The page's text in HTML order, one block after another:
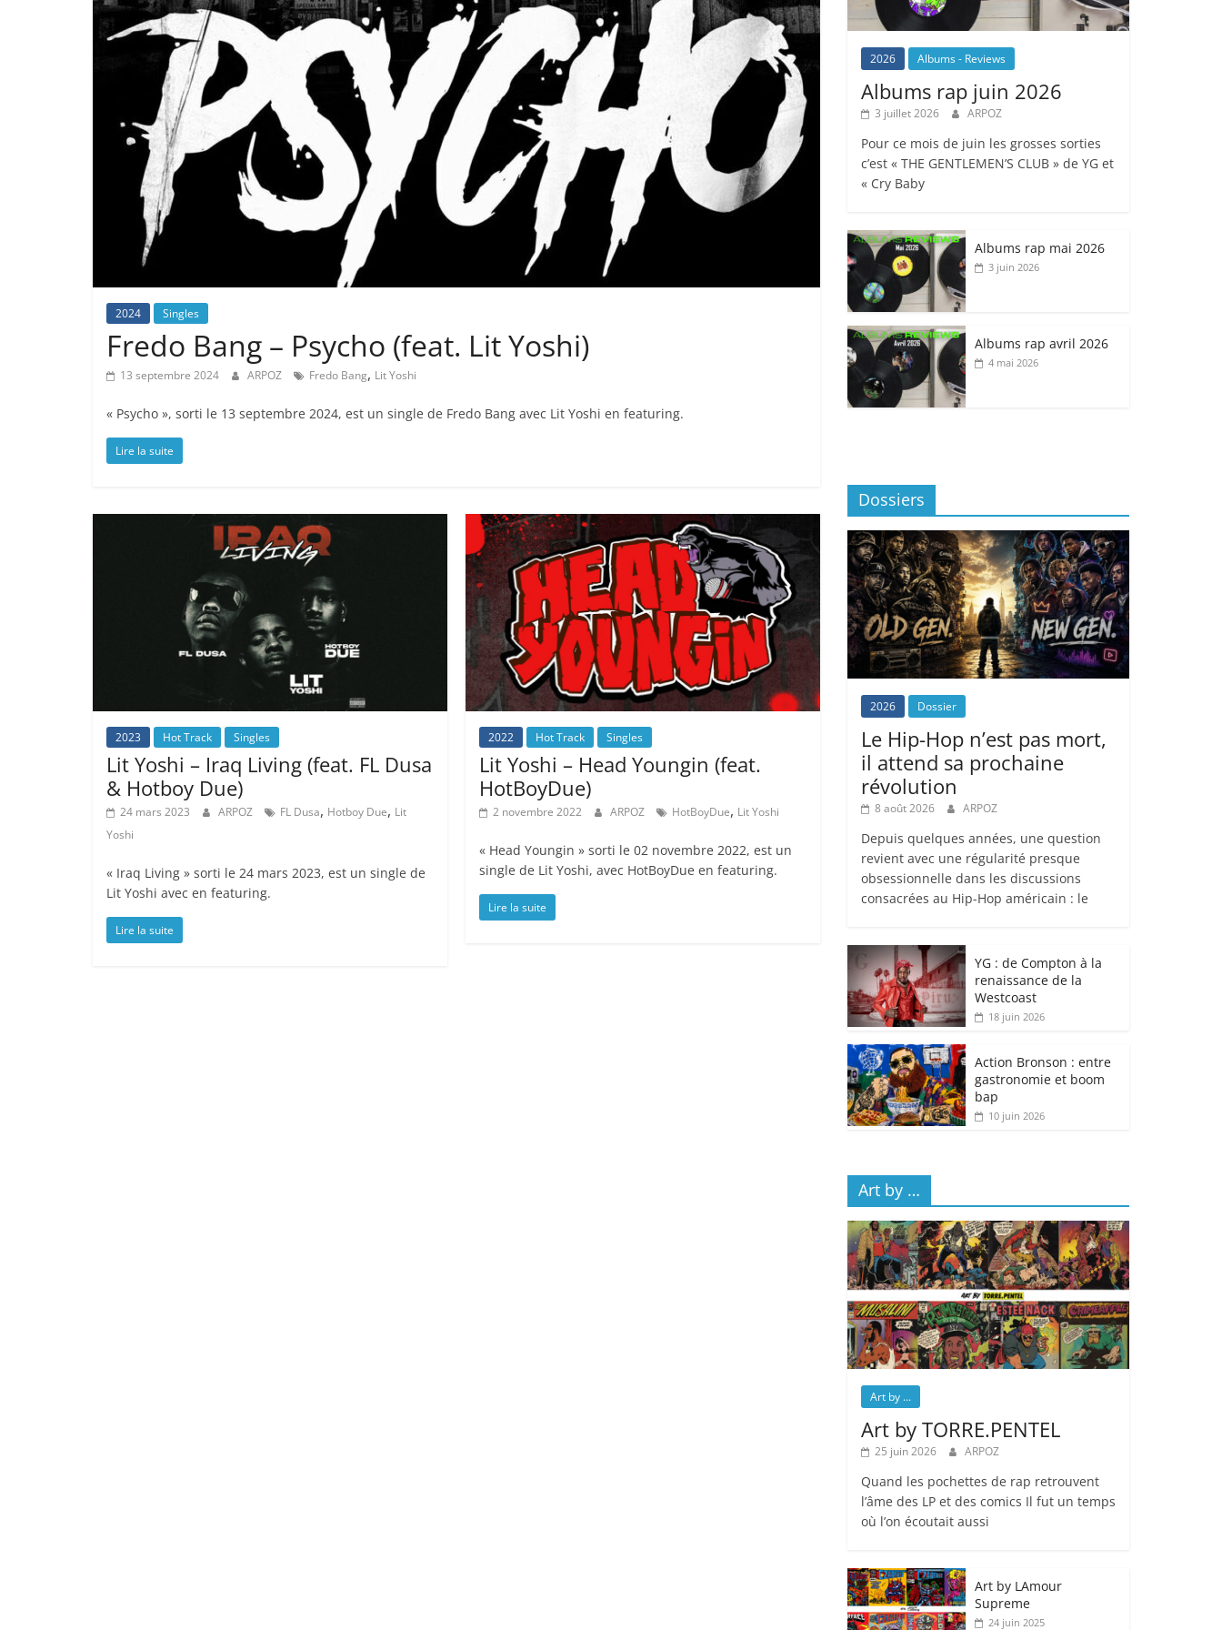
2024 Singles
Fredo Bang – Psycho (feat. Lit Yoshi)
13 septembre 2024 ARPOZ Fredo Bang, Lit Yoshi
« Psycho », sorti le 13 septembre 2024, est un single de Fredo Bang avec Lit Yoshi en featuring.
Lire la suite
2023 Hot Track Singles
Lit Yoshi – Iraq Living (feat. FL Dusa
& Hotboy Due)
24 mars 2023 ARPOZ FL Dusa, Hotboy Due, Lit
Yoshi
« Iraq Living » sorti le 24 mars 2023, est un single de
Lit Yoshi avec en featuring.
Lire la suite
2022 Hot Track Singles
Lit Yoshi – Head Youngin (feat.
HotBoyDue)
2 novembre 2022 ARPOZ HotBoyDue, Lit Yoshi
« Head Youngin » sorti le 02 novembre 2022, est un
single de Lit Yoshi, avec HotBoyDue en featuring.
Lire la suite
2026 Albums - Reviews
Albums rap juin 2026
3 juillet 2026 ARPOZ
Pour ce mois de juin les grosses sorties
c’est « THE GENTLEMEN’S CLUB » de YG et
« Cry Baby
Albums rap mai 2026
3 juin 2026
Albums rap avril 2026
4 mai 2026
Dossiers
2026 Dossier
Le Hip-Hop n’est pas mort,
il attend sa prochaine
révolution
8 août 2026 ARPOZ
Depuis quelques années, une question
revient avec une régularité presque
obsessionnelle dans les discussions
consacrées au Hip-Hop américain : le
YG : de Compton à la
renaissance de la
Westcoast
18 juin 2026
Action Bronson : entre
gastronomie et boom
bap
10 juin 2026
Art by …
Art by ...
Art by TORRE.PENTEL
25 juin 2026 ARPOZ
Quand les pochettes de rap retrouvent
l’âme des LP et des comics Il fut un temps
où l’on écoutait aussi
Art by LAmour
Supreme
24 juin 2025